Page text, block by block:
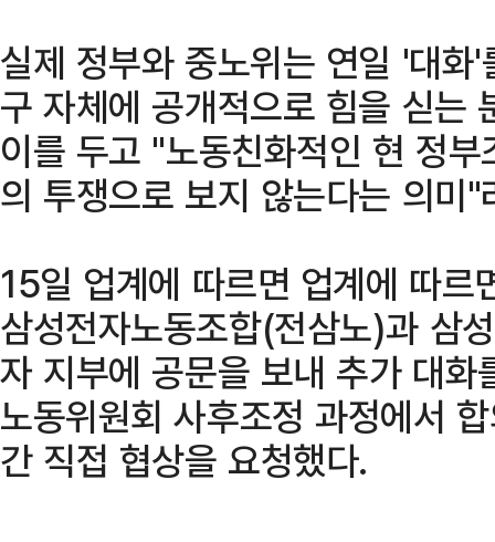
실제 정부와 중노위는 연일 '대
구 자체에 공개적으로 힘을 싣는
이를 두고 "노동친화적인 현 정
의 투쟁으로 보지 않는다는 의미
15일 업계에 따르면 업계에 따르
삼성전자노동조합(전삼노)과 삼
자 지부에 공문을 보내 추가 대
노동위원회 사후조정 과정에서
간 직접 협상을 요청했다.